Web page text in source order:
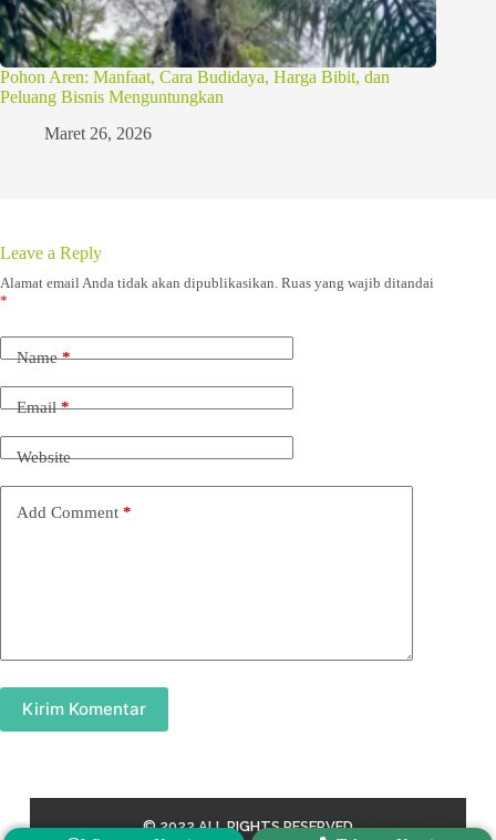
Pohon Aren: Manfaat, Cara Budidaya, Harga Bibit, dan
Peluang Bisnis Menguntungkan
Maret 26, 2026
Leave a Reply
Alamat email Anda tidak akan dipublikasikan. Ruas yang wajib ditandai
*
Name*
Email*
Website
Add Comment *
Kirim Komentar
© 2022 ALL RIGHTS RESERVED